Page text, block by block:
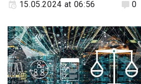
15.05.2024 at 06:56 0